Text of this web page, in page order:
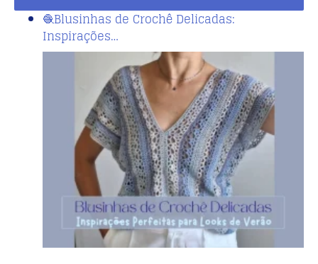
🧶Blusinhas de Crochê Delicadas:
Inspirações…